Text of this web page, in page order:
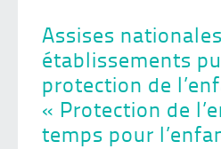
Assises
établissements
protection de
« Protection de
temps pour